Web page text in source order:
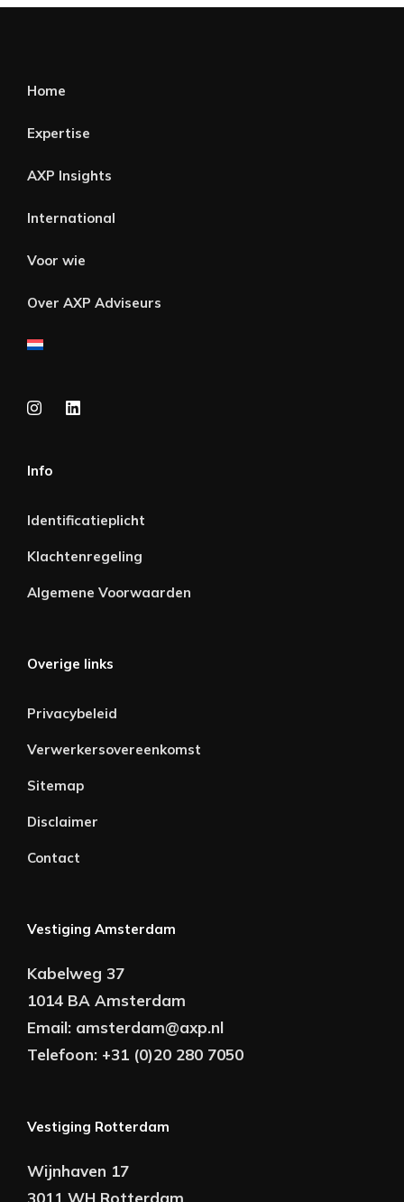
Home
Expertise
AXP Insights
International
Voor wie
Over AXP Adviseurs
Info
Identificatieplicht
Klachtenregeling
Algemene Voorwaarden
Overige links
Privacybeleid
Verwerkersovereenkomst
Sitemap
Disclaimer
Contact
Vestiging Amsterdam
Kabelweg 37
1014 BA Amsterdam
Email: amsterdam@axp.nl
Telefoon: +31 (0)20 280 7050
Vestiging Rotterdam
Wijnhaven 17
3011 WH Rotterdam